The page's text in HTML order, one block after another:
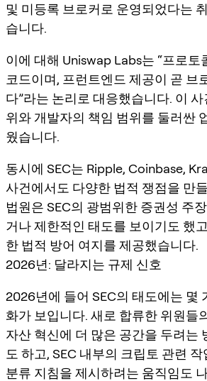
및 미등록 브로커로 운영되었다는
습니다.
이에 대해 Uniswap Labs는 “프로토
코드이며, 프런트엔드 제공이 곧 브
다”라는 논리로 대응했습니다. 이 사
위와 개발자의 책임 범위를 둘러싼
웠습니다.
동시에 SEC는 Ripple, Coinbase,
사건에서도 다양한 법적 쟁점을 만
법원은 SEC의 광범위한 증권성 주
거나 제한적인 태도를 보이기도 했
한 법적 방어 여지를 제공했습니다.
2026년: 달라지는 규제 신호
2026년에 들어 SEC의 태도에는 몇
화가 보입니다. 새로 합류한 위원들
자산 혁신에 더 많은 공간을 두려는
도 하고, SEC 내부의 크립토 관련
분류 지침을 제시하려는 움직임도